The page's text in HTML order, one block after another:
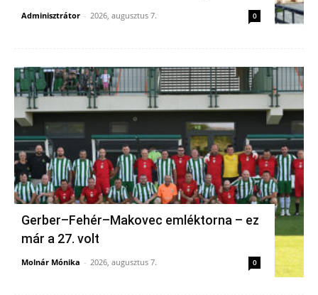
Adminisztrátor - 2026, augusztus 7. 0
Gerber–Fehér–Makovec emléktorna – ez
már a 27. volt
Molnár Mónika - 2026, augusztus 7. 0